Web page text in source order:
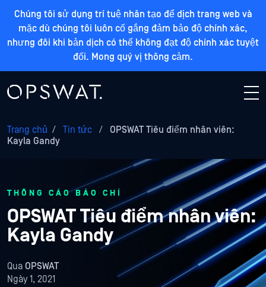
Chúng tôi sử dụng trí tuệ nhân tạo để dịch trang web và
mặc dù chúng tôi luôn cố gắng đảm bảo độ chính xác,
nhưng đôi khi bản dịch có thể không đạt độ chính xác tuyệt
đối. Mong quý vị thông cảm.
Trang chủ / Tin tức /
OPSWAT Tiêu điểm nhân viên:
Kayla Gandy
THÔNG CÁO BÁO CHÍ
OPSWAT Tiêu điểm nhân viên:
Kayla Gandy
Qua OPSWAT
Ngày 1, 2021